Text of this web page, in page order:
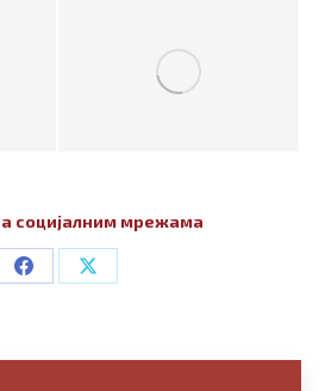
социјалним мрежама
Share
Share